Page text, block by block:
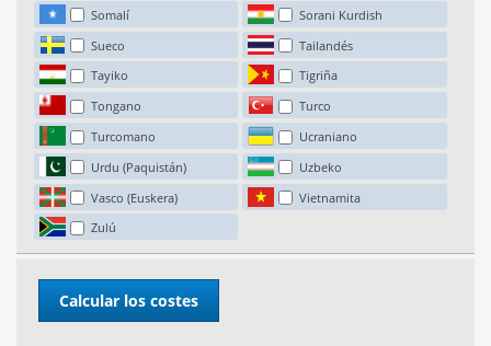
Somalí
Sorani Kurdish
Sueco
Tailandés
Tayiko
Tigriña
Tongano
Turco
Turcomano
Ucraniano
Urdu (Paquistán)
Uzbeko
Vasco (Euskera)
Vietnamita
Zulú